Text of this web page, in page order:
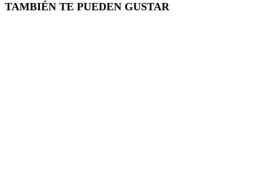
TAMBIÉN TE PUEDEN GUSTAR